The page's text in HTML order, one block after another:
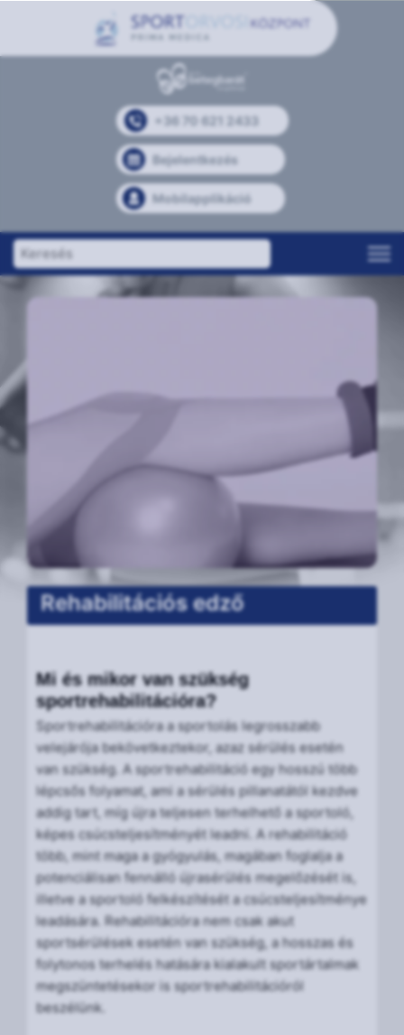
+36 70 621 2433
Bejelentkezés
Mobilapplikáció
Rehabilitációs edző
Mi és mikor van szükség
sportrehabilitációra?
Sportrehabilitációra a sportolás legrosszabb
velejárója bekövetkeztekor, azaz sérülés esetén
van szükség. A sportrehabilitáció egy hosszú több
lépcsős folyamat, ami a sérülés pillanatától kezdve
addig tart, míg újra teljesen terhelhető a sportoló,
képes csúcsteljesítményét leadni. A rehabilitáció
több, mint maga a gyógyulás, magában foglalja a
potenciálisan fennálló újrasérülés megelőzését is,
illetve a sportoló felkészítését a csúcsteljesítménye
leadására. Rehabilitációra nem csak akut
sportsérülések esetén van szükség, a hosszas és
folytonos terhelés hatására kialakult sportártalmak
megszüntetésekor is sportrehabilitációról
beszélünk.